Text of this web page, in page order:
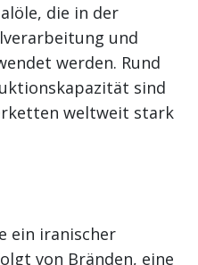
die in der
und
werden. Rund
sind
weltweit stark
ein iranischer
von Bränden, eine